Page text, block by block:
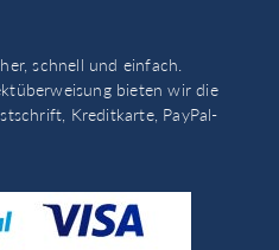
schnell und einfach.
bieten wir die
Kreditkarte, PayPal-